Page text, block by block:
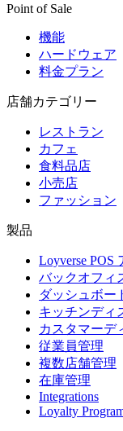
Point of Sale
機能
ハードウェア
料金プラン
店舗カテゴリー
レストラン
カフェ
食料品店
小売店
ファッション
製品
Loyverse POS
バックオフィ
ダッシュボー
キッチンディ
カスタマーデ
従業員管理
複数店舗管理
在庫管理
Integrations
Loyalty